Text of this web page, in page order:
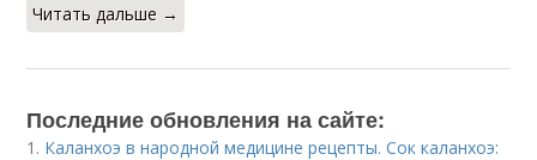
Читать дальше →
Последние обновления на сайте:
1. Каланхоэ в народной медицине рецепты. Сок каланхоэ: